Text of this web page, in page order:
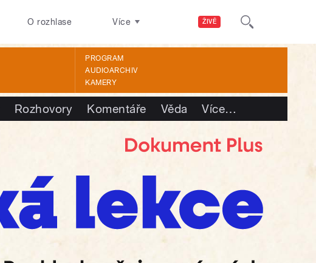
ŽIVĚ
O rozhlase Více
PROGRAM
AUDIOARCHIV
KAMERY
Rozhovory Komentáře Věda Více…